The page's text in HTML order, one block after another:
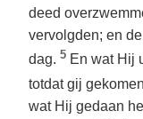
deed
vervolgden; en
dag. 5 En wat Hij
totdat gij
wat Hij gedaan